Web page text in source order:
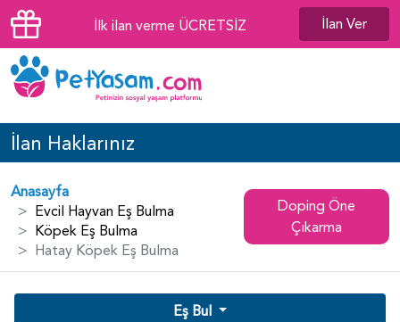
İlk ilan verme ÜCRETSİZ İlan Ver
İlan Haklarınız
Anasayfa
Evcil Hayvan Eş Bulma
Köpek Eş Bulma
Hatay Köpek Eş Bulma
Doping Öne
Çıkarma
Eş Bul